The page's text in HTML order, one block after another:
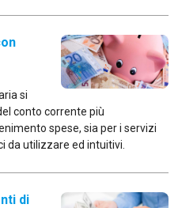
si
conto corrente più
spese, sia per i servizi
da utilizzare ed intuitivi.
di